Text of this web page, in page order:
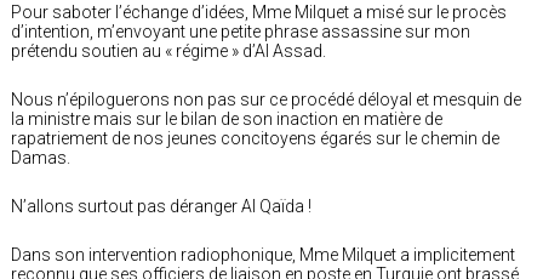
Pour saboter l’échange d’idées, Mme Milquet a misé sur le procès
d’intention, m’envoyant une petite phrase assassine sur mon
prétendu soutien au « régime » d’Al Assad.
Nous n’épiloguerons non pas sur ce procédé déloyal et mesquin de
la ministre mais sur le bilan de son inaction en matière de
rapatriement de nos jeunes concitoyens égarés sur le chemin de
Damas.
N’allons surtout pas déranger Al Qaïda !
Dans son intervention radiophonique, Mme Milquet a implicitement
reconnu que ses officiers de liaison en poste en Turquie ont brassé